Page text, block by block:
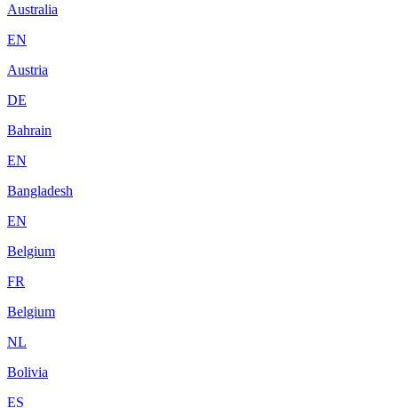
Australia
EN
Austria
DE
Bahrain
EN
Bangladesh
EN
Belgium
FR
Belgium
NL
Bolivia
ES